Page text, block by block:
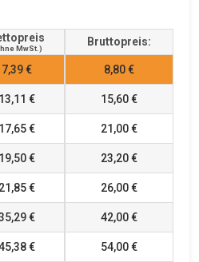
MwSt.)
Bruttopreis:
7,39 € 8,80 €
13,11 € 15,60 €
17,65 € 21,00 €
19,50 € 23,20 €
21,85 € 26,00 €
€ 42,00 €
€ 54,00 €